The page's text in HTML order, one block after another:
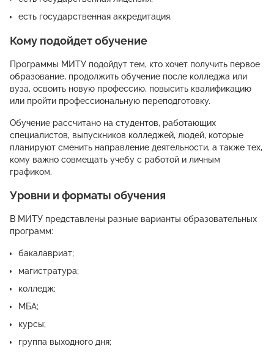
есть государственная аккредитация.
Кому подойдет обучение
Программы МИТУ подойдут тем, кто хочет получить первое
образование, продолжить обучение после колледжа или
вуза, освоить новую профессию, повысить квалификацию
или пройти профессиональную переподготовку.
Обучение рассчитано на студентов, работающих
специалистов, выпускников колледжей, людей, которые
планируют сменить направление деятельности, а также тех,
кому важно совмещать учебу с работой и личным
графиком.
Уровни и форматы обучения
В МИТУ представлены разные варианты образовательных
программ:
бакалавриат;
магистратура;
колледж;
МБА;
курсы;
группа выходного дня;